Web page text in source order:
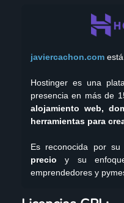
javiercachon.com
Hostinger es una
presencia en más de
alojamiento web,
herramientas para
Es reconocida por
precio y su
emprendedores y
YouTube
GitHubTwitch
X X